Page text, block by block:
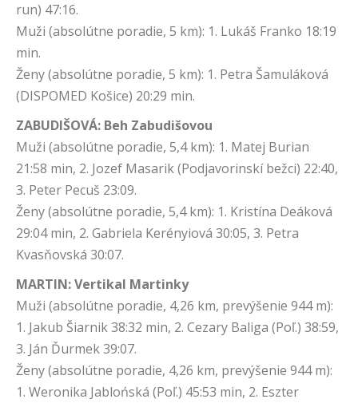
run) 47:16.
Muži (absolútne poradie, 5 km): 1. Lukáš Franko 18:19
min.
Ženy (absolútne poradie, 5 km): 1. Petra Šamuláková
(DISPOMED Košice) 20:29 min.
ZABUDIŠOVÁ: Beh Zabudišovou
Muži (absolútne poradie, 5,4 km): 1. Matej Burian
21:58 min, 2. Jozef Masarik (Podjavorinskí bežci) 22:40,
3. Peter Pecuš 23:09.
Ženy (absolútne poradie, 5,4 km): 1. Kristína Deáková
29:04 min, 2. Gabriela Kerényiová 30:05, 3. Petra
Kvasňovská 30:07.
MARTIN: Vertikal Martinky
Muži (absolútne poradie, 4,26 km, prevýšenie 944 m):
1. Jakub Šiarnik 38:32 min, 2. Cezary Baliga (Poľ.) 38:59,
3. Ján Ďurmek 39:07.
Ženy (absolútne poradie, 4,26 km, prevýšenie 944 m):
1. Weronika Jablońská (Poľ.) 45:53 min, 2. Eszter